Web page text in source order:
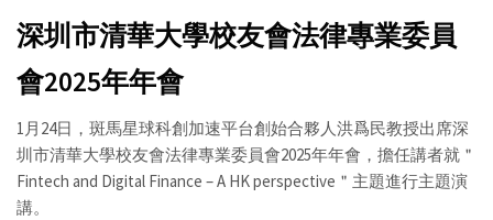
深圳市清華大學校友會法律專業委員
會2025年年會
1月24日，斑馬星球科創加速平台創始合夥人洪爲民教授出席深
圳市清華大學校友會法律專業委員會2025年年會，擔任講者就＂
Fintech and Digital Finance – A HK perspective＂主題進行主題演
講。